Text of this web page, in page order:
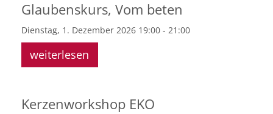
Glaubenskurs, Vom beten
Dienstag, 1. Dezember 2026 19:00 - 21:00
weiterlesen
Kerzenworkshop EKO